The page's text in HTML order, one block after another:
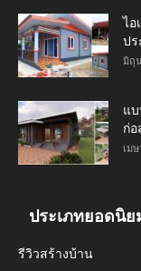
ไอ
ปร
มิถุ
แ
ก่อ
เม
ประเภทยอดนิย
รีวิวสร้างบ้าน